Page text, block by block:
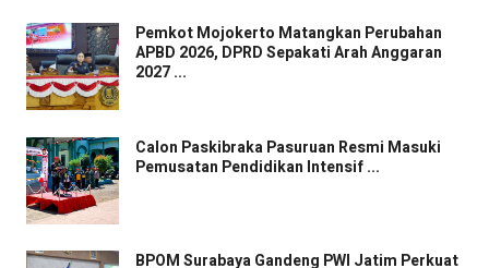
Pemkot Mojokerto Matangkan Perubahan
APBD 2026, DPRD Sepakati Arah Anggaran
2027 ...
Calon Paskibraka Pasuruan Resmi Masuki
Pemusatan Pendidikan Intensif ...
BPOM Surabaya Gandeng PWI Jatim Perkuat